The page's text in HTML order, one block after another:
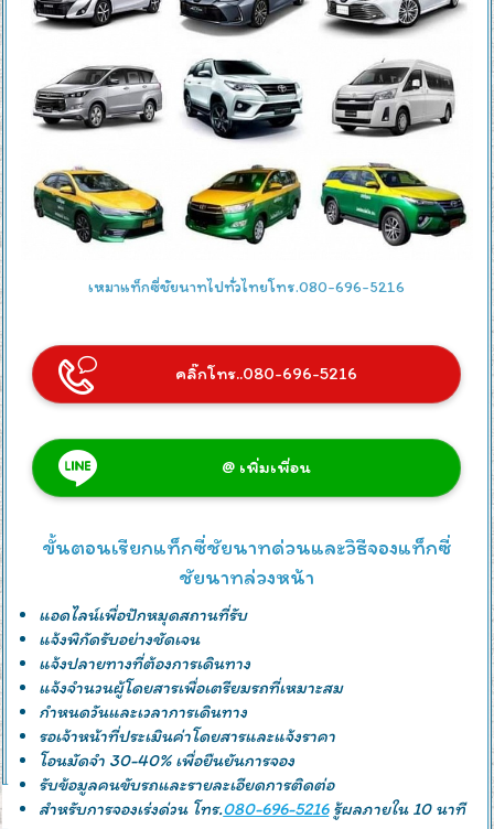
เหมาแท็กซี่ชัยนาทไปทั่วไทยโทร.080-696-5216
คลิ๊กโทร..080-696-5216
@ เพิ่มเพื่อน
ขั้นตอนเรียกแท็กซี่ชัยนาทด่วนและวิธีจองแท็กซี่
ชัยนาทล่วงหน้า
แอดไลน์เพื่อปักหมุดสถานที่รับ
แจ้งพิกัดรับอย่างชัดเจน
แจ้งปลายทางที่ต้องการเดินทาง
แจ้งจำนวนผู้โดยสารเพื่อเตรียมรถที่เหมาะสม
กำหนดวันและเวลาการเดินทาง
รอเจ้าหน้าที่ประเมินค่าโดยสารและแจ้งราคา
โอนมัดจำ 30-40% เพื่อยืนยันการจอง
รับข้อมูลคนขับรถและรายละเอียดการติดต่อ
สำหรับการจองเร่งด่วน โทร.080-696-5216รู้ผลภายใน 10 นาที